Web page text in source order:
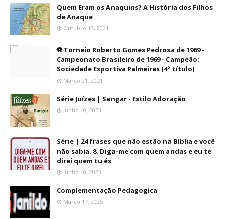
Quem Eram os Anaquins? A História dos Filhos
de Anaque
Outubro 13, 2021
⚽ Torneio Roberto Gomes Pedrosa de 1969 -
Campeonato Brasileiro de 1969 - Campeão:
Sociedade Esportiva Palmeiras (4º título)
Março 21, 2021
Série Juízes | Sangar - Estilo Adoração
Junho 10, 2023
Série | 24 frases que não estão na Bíblia e você
não sabia. 8. Diga-me com quem andas e eu te
direi quem tu és
Junho 10, 2023
Complementação Pedagogica
Março 17, 2025